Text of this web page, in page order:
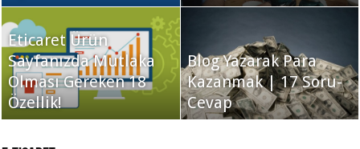
Eticaret Ürün
Sayfanızda Mutlaka
Olması Gereken 18
Özellik!
Blog Yazarak Para
Kazanmak | 17 Soru-
Cevap